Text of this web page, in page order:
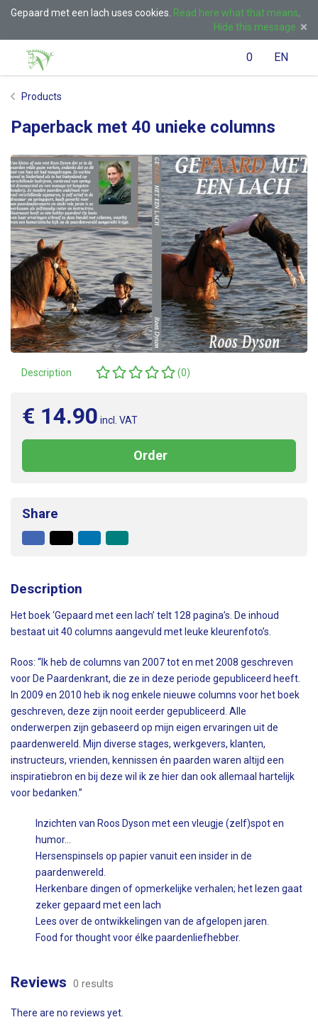
Gepaard met een lach uses cookies. Read here what that means
Hide this message
Menu SearchCart
0) Language
Taal:
English
EN
Products
Paperback met 40 unieke columns
Description Reviews (0)
€ 14.90 incl. VAT
Order
Share
to
Description
Het boek ‘Gepaard met een lach’ telt 128 pagina’s. De inhoud
bestaat uit 40 columns aangevuld met leuke kleurenfoto’s.
Roos: “Ik heb de columns van 2007 tot en met 2008 geschreven
voor De Paardenkrant, die ze in deze periode gepubliceerd heeft.
In 2009 en 2010 heb ik nog enkele nieuwe columns voor het boek
geschreven, deze zijn nooit eerder gepubliceerd. Alle
onderwerpen zijn gebaseerd op mijn eigen ervaringen uit de
paardenwereld. Mijn diverse stages, werkgevers, klanten,
instructeurs, vrienden, kennissen én paarden waren altijd een
inspiratiebron en bij deze wil ik ze hier dan ook allemaal hartelijk
voor bedanken.”
Inzichten van Roos Dyson met een vleugje (zelf)spot en
humor...
Hersenspinsels op papier vanuit een insider in de
paardenwereld.
Herkenbare dingen of opmerkelijke verhalen; het lezen gaat
zeker gepaard met een lach
Lees over de ontwikkelingen van de afgelopen jaren.
Food for thought voor élke paardenliefhebber.
Reviews 0 results
There are no reviews yet.